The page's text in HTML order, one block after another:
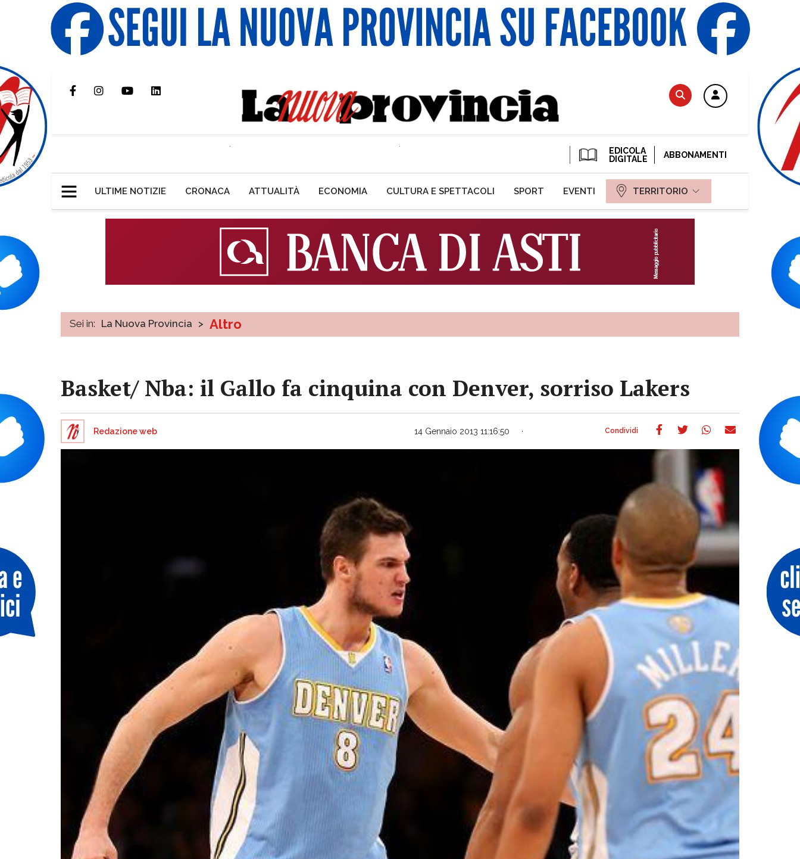
EDICOLA
DIGITALE
ABBONAMENTI
ULTIME NOTIZIE CRONACA ATTUALITÀ ECONOMIA CULTURA E SPETTACOLI SPORT EVENTI TERRITORIO
Sei in: La Nuova Provincia > Altro
Basket/ Nba: il Gallo fa cinquina con Denver, sorriso Lakers
Redazione web 14 Gennaio 2013 11:16:50